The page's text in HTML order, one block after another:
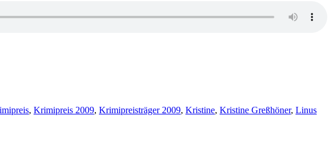
, Krimipreis 2009, Krimipreisträger 2009, Kristine, Kristine Greßhöner, Linus